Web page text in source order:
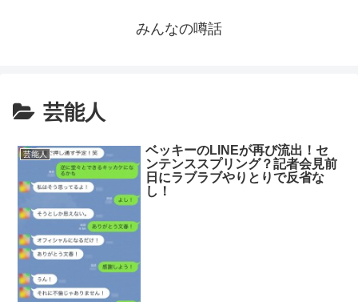
みんなの噂話
芸能人
芸能人
ベッキーのLINEが再び流出！セ
ンテンススプリング？記者会見前
日にラブラブやりとりで反省な
し！